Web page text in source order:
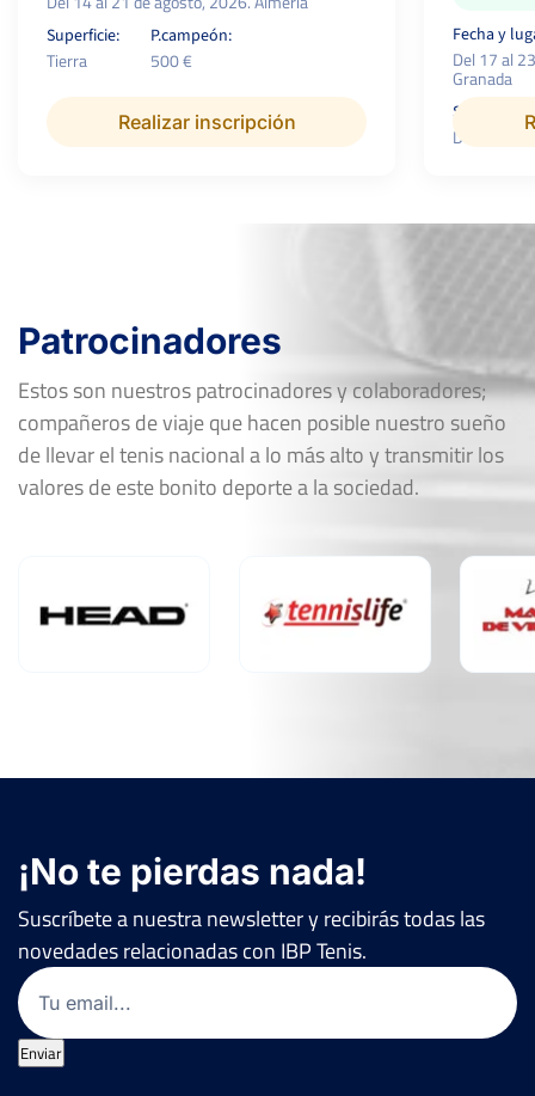
Superficie:
Tierra
P.campeón:
500 €
Realizar inscripción
Fecha y
Del 17 al
Granada
Superficie:
Dura
Patrocinadores
Estos son nuestros patrocinadores y colaboradores;
compañeros de viaje que hacen posible nuestro sueño
de llevar el tenis nacional a lo más alto y transmitir los
valores de este bonito deporte a la sociedad.
¡No te pierdas nada!
Suscríbete a nuestra newsletter y recibirás todas las
novedades relacionadas con IBP Tenis.
Email
Enviar